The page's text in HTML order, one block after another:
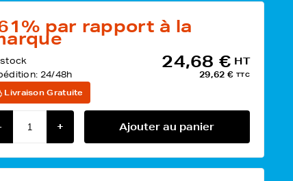
par rapport à la
stock
24/48h
24,68 € HT
29,62 € TTC
Livraison Gratuite
+ Ajouter au panier